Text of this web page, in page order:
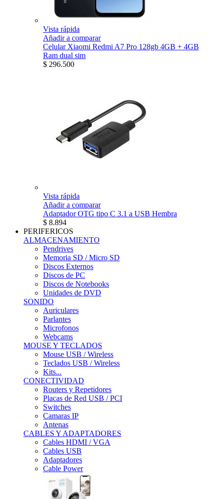
Vista rápida
Añadir a comparar
Celular Xiaomi Redmi A7 Pro 128gb 4GB + 4GB
Ram dual sim
$ 296.500
Vista rápida
Añadir a comparar
Adaptador OTG tipo C 3.1 a USB Hembra
$ 8.894
PERIFERICOS
ALMACENAMIENTO
Pendrives
Memoria SD / Micro SD
Discos Externos
Discos de PC
Discos de Notebooks
Unidades de DVD
SONIDO
Auriculares
Parlantes
Microfonos
Webcams
MOUSE Y TECLADOS
Mouse USB / Wireless
Teclados USB / Wireless
Kits...
CONECTIVIDAD
Routers y Repetidores
Placas de Red USB / PCI
Switches
Camaras IP
Antenas
CABLES Y ADAPTADORES
Cables HDMI / VGA
Cables USB
Adaptadores
Cable Power